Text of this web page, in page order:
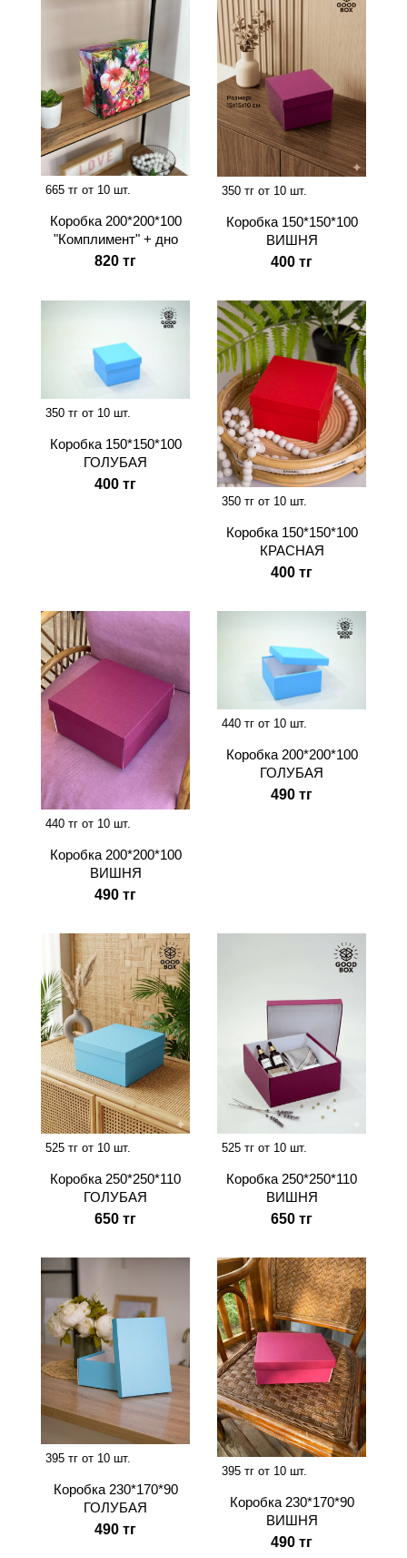
665 тг от 10 шт.
Коробка 200*200*100
"Комплимент" + дно
820 тг
350 тг от 10 шт.
Коробка 150*150*100
ВИШНЯ
400 тг
350 тг от 10 шт.
Коробка 150*150*100
ГОЛУБАЯ
400 тг
350 тг от 10 шт.
Коробка 150*150*100
КРАСНАЯ
400 тг
440 тг от 10 шт.
Коробка 200*200*100
ВИШНЯ
490 тг
440 тг от 10 шт.
Коробка 200*200*100
ГОЛУБАЯ
490 тг
525 тг от 10 шт.
Коробка 250*250*110
ГОЛУБАЯ
650 тг
525 тг от 10 шт.
Коробка 250*250*110
ВИШНЯ
650 тг
395 тг от 10 шт.
Коробка 230*170*90
ГОЛУБАЯ
490 тг
395 тг от 10 шт.
Коробка 230*170*90
ВИШНЯ
490 тг